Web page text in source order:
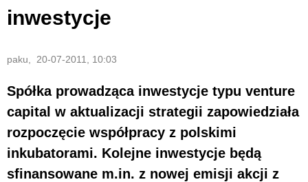
inwestycje
paku, 20-07-2011, 10:03
Spółka prowadząca inwestycje typu venture
capital w aktualizacji strategii zapowiedziała
rozpoczęcie współpracy z polskimi
inkubatorami. Kolejne inwestycje będą
sfinansowane m.in. z nowej emisji akcji z